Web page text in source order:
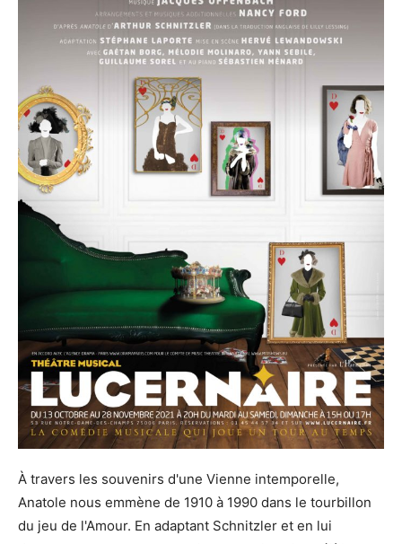
À travers les souvenirs d'une Vienne intemporelle,
Anatole nous emmène de 1910 à 1990 dans le tourbillon
du jeu de l'Amour. En adaptant Schnitzler et en lui